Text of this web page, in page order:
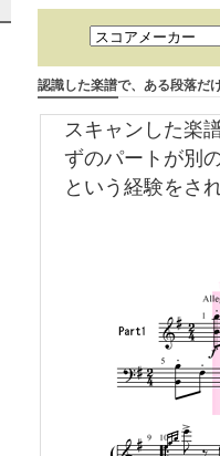
認識した楽譜で、ある段落だ
スキャンした楽
ずのパートが別
という経験をさ